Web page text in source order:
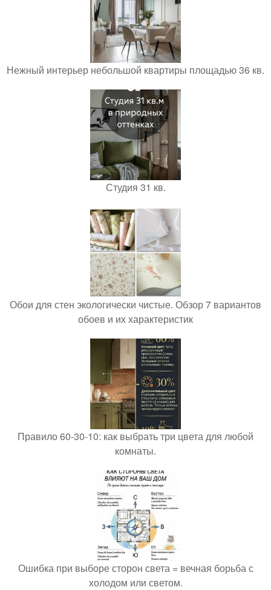
Нежный интерьер небольшой квартиры площадью 36 кв.
Студия 31 кв.
Обои для стен экологически чистые. Обзор 7 вариантов
обоев и их характеристик
Правило 60-30-10: как выбрать три цвета для любой
комнаты.
Ошибка при выборе сторон света = вечная борьба с
холодом или светом.